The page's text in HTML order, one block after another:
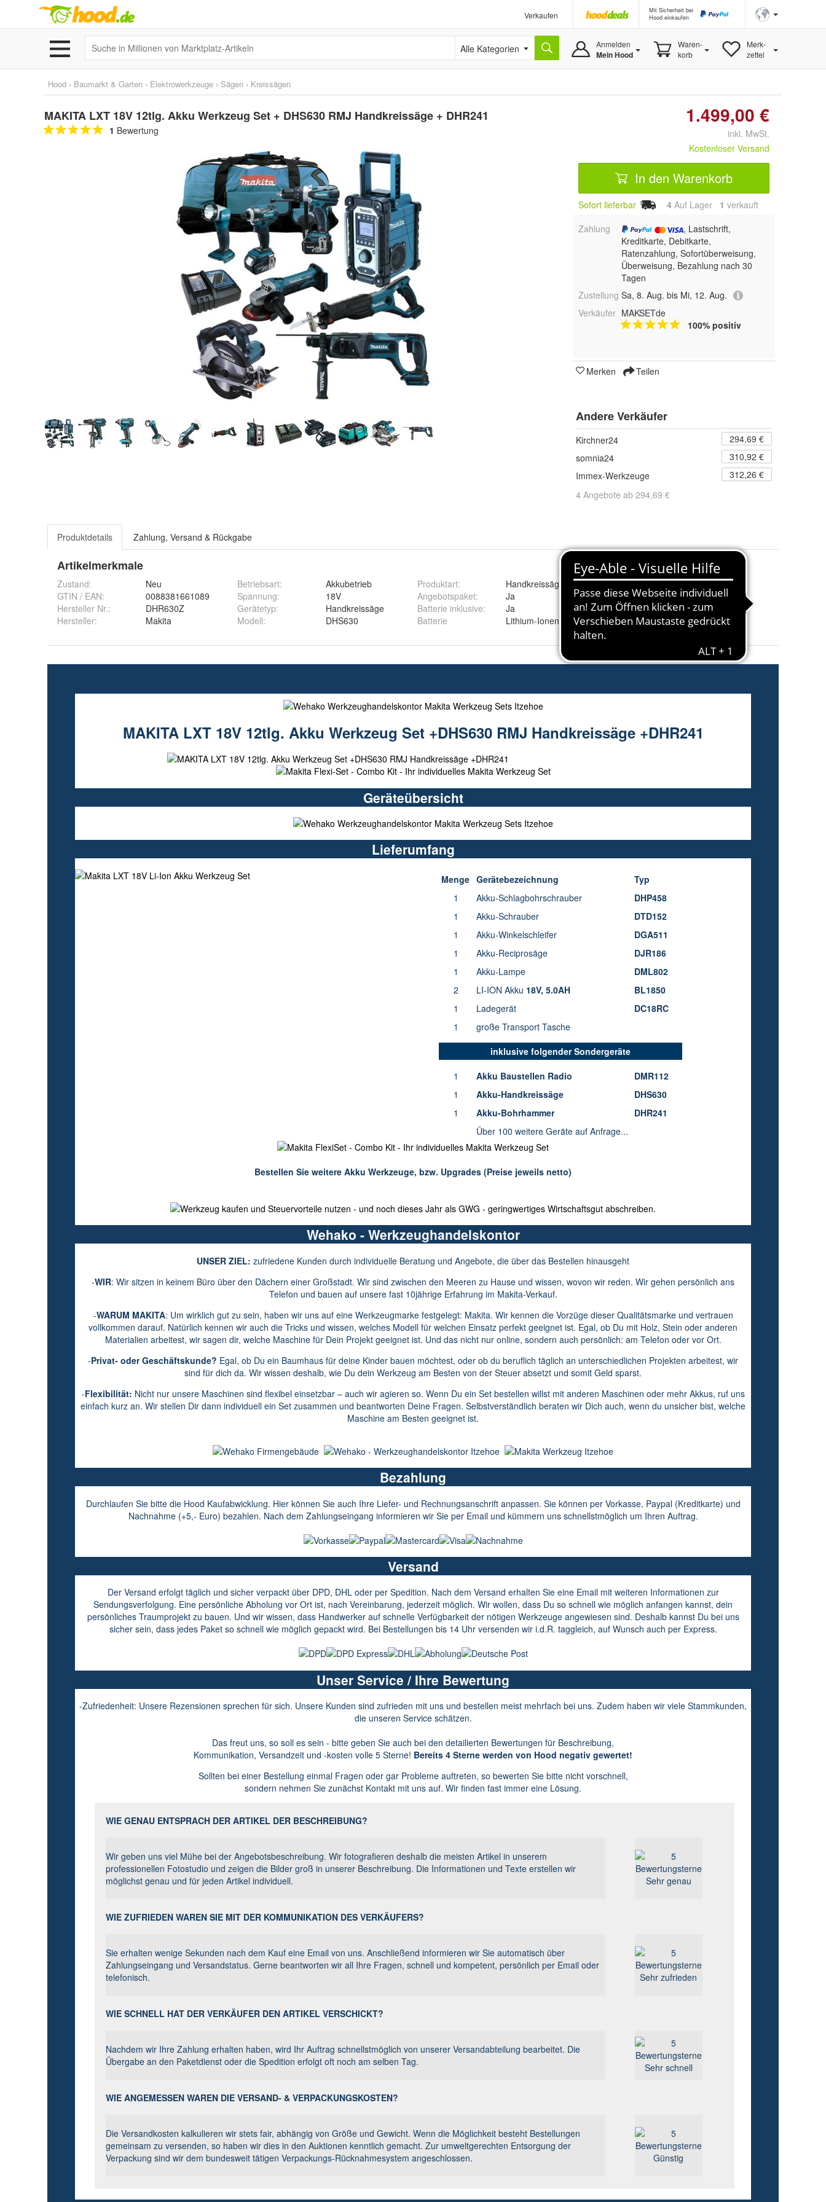
Verkaufen
Mit Sicherheit bei
Hood einkaufen
Alle Kategorien Anmelden
Mein Hood
Waren-
korb
Merk-
zettel
Hood › Baumarkt & Garten › Elektrowerkzeuge › Sägen › Kreissägen
MAKITA LXT 18V 12tlg. Akku Werkzeug Set + DHS630 RMJ Handkreissäge + DHR241
1 Bewertung
1.499,00 €
inkl. MwSt.
Kostenloser Versand
In den Warenkorb
Sofort lieferbar 4 Auf Lager 1 verkauft
Zahlung
, Lastschrift,
Kreditkarte, Debitkarte,
Ratenzahlung, Sofortüberweisung,
Überweisung, Bezahlung nach 30
Tagen
Zustellung Sa, 8. Aug. bis Mi, 12. Aug.
Verkäufer MAKSETde
100% positiv
Merken Teilen
Andere Verkäufer
Kirchner24
294,69 €
somnia24
310,92 €
Immex-Werkzeuge
312,26 €
4 Angebote ab 294,69 €
Produktdetails Zahlung, Versand & Rückgabe
Artikelmerkmale
Zustand:
Neu
GTIN / EAN:
0088381661089
Hersteller Nr.:
DHR630Z
Hersteller: Makita
Betriebsart:
Akkubetrieb
Spannung:
18V
Gerätetyp:
Handkreissäge
Modell: DHS630
Produktart:
Handkreissäge
Angebotspaket:
Ja
Batterie inklusive:
Ja
Batterie
Zusammensetzung:
Lithium-Ionen (Li-Ion)